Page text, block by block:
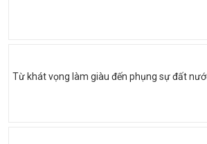
Từ khát vọng làm giàu đến phụng sự đất